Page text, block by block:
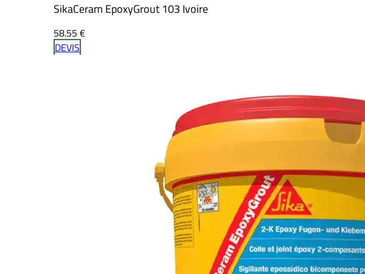
SikaCeram EpoxyGrout 103 Ivoire
58.55 €
DEVIS